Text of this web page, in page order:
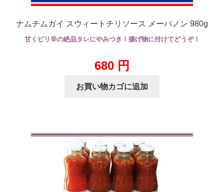
ナムチムガイ スウィートチリソース メーパノン 980g
甘くピリ辛の絶品タレにやみつき！揚げ物に付けてどうぞ！
680 円
お買い物カゴに追加